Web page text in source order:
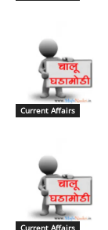
Current Affairs
Current Affairs